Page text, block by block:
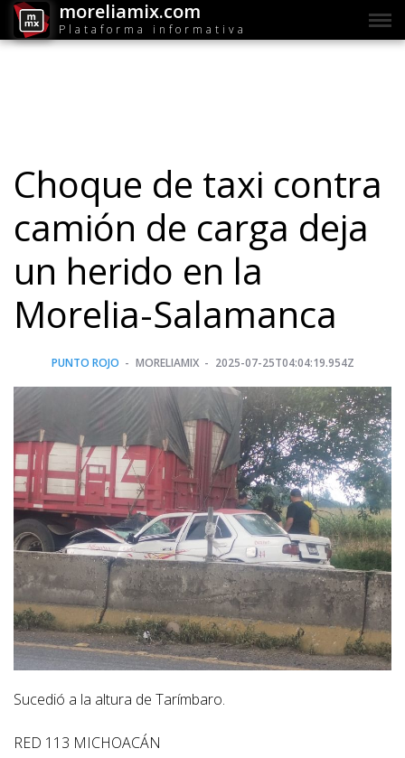
moreliamix.com
Plataforma informativa
Choque de taxi contra
camión de carga deja
un herido en la
Morelia-Salamanca
PUNTO ROJO MORELIAMIX 2025-07-25T04:04:19.954Z
Sucedió a la altura de Tarímbaro.
RED 113 MICHOACÁN